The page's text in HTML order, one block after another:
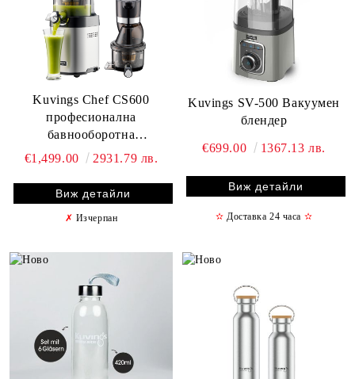
Kuvings Chef CS600
професионална
бавнооборотна
сокоизстисквачка +
€1,499.00 2931.79 лв.
Виж детайли
✗ Изчерпан
Kuvings SV-500 Вакуумен
блендер
€699.00 1367.13 лв.
Виж детайли
✫ Доставка 24 часа ✫